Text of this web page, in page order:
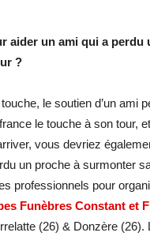
aider un ami qui a perdu
?
le soutien d’un ami
le touche à son tour,
vous devriez
un proche à surmonter
professionnels pour
Funèbres Constant et
(26) & Donzère (26).